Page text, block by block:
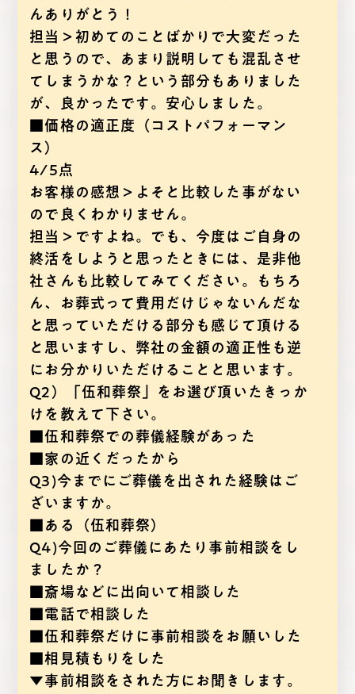
んありがとう！
担当＞初めてのことばかりで大変だった
と思うので、あまり説明しても混乱させ
てしまうかな？という部分もありました
が、良かったです。安心しました。
■価格の適正度（コストパフォーマン
ス）
4/5点
お客様の感想＞よそと比較した事がない
ので良くわかりません。
担当＞ですよね。でも、今度はご自身の
終活をしようと思ったときには、是非他
社さんも比較してみてください。もちろ
ん、お葬式って費用だけじゃないんだな
と思っていただける部分も感じて頂ける
と思いますし、弊社の金額の適正性も逆
にお分かりいただけることと思います。
Q2）「伍和葬祭」をお選び頂いたきっか
けを教えて下さい。
■伍和葬祭での葬儀経験があった
■家の近くだったから
Q3)今までにご葬儀を出された経験はご
ざいますか。
■ある（伍和葬祭）
Q4)今回のご葬儀にあたり事前相談をし
ましたか？
■斎場などに出向いて相談した
■電話で相談した
■伍和葬祭だけに事前相談をお願いした
■相見積もりをした
▼事前相談をされた方にお聞きします。